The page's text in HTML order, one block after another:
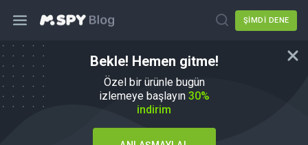
ŞIMDI DENE
Bekle! Hemen gitme!
Özel bir ürünle bugün
izlemeye başlayın 30%
indirim
Nasıl Yapılır